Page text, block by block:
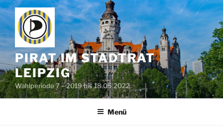
Zum
Inhalt
springen
PIRAT IM STADTRAT
LEIPZIG
Wahlperiode 7 – 2019 bis 18.05.2022
Menü